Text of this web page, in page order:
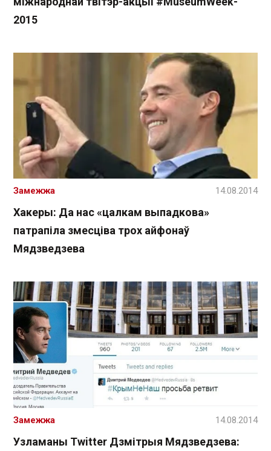
2015
Хакеры: Да нас «цалкам выпадкова»
патрапіла змесціва трох айфонаў
Мядзведзева
Замежжа 14.08.2014
Узламаны Twitter Дзмітрыя Мядзведзева:
Замежжа 14.08.2014